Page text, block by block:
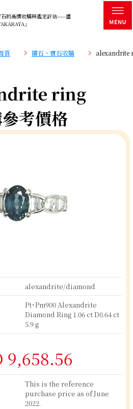
石的高價收購與鑑定評估——盡
」
頁 鑽石・寶石收購 alexandrite
ring
考價格
alexandrite/diamond
Pt･Pm900 Alexandrite
Diamond Ring 1.06 ct D0.64 ct
5.9 g
9,658.56
This is the reference
purchase price as of June
2022.